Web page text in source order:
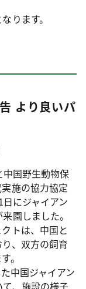
ります。
より良いパ
国野生動物保
施の協力協定
にジャイアン
園しました。
トは、中国と
、双方の飼育
。
中国ジャイアン